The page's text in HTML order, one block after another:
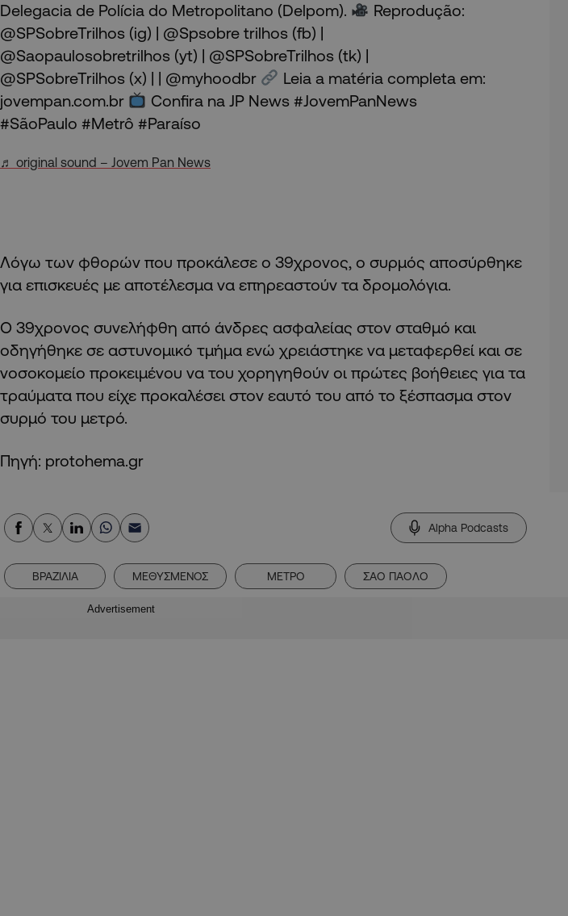
Delegacia de Polícia do Metropolitano (Delpom).
Reprodução:
@SPSobreTrilhos (ig) | @Spsobre trilhos (fb) |
@Saopaulosobretrilhos (yt) | @SPSobreTrilhos (tk) |
@SPSobreTrilhos (x) | | @myhoodbr
Leia a matéria completa em:
jovempan.com.br
Confira na JP News #JovemPanNews
#SãoPaulo #Metrô #Paraíso
♬ original sound – Jovem Pan News
Λόγω των φθορών που προκάλεσε ο 39χρονος, ο συρμός αποσύρθηκε
για επισκευές με αποτέλεσμα να επηρεαστούν τα δρομολόγια.
Ο 39χρονος συνελήφθη από άνδρες ασφαλείας στον σταθμό και
οδηγήθηκε σε αστυνομικό τμήμα ενώ χρειάστηκε να μεταφερθεί και σε
νοσοκομείο προκειμένου να του χορηγηθούν οι πρώτες βοήθειες για τα
τραύματα που είχε προκαλέσει στον εαυτό του από το ξέσπασμα στον
συρμό του μετρό.
Πηγή: protohema.gr
Alpha Podcasts
ΒΡΑΖΙΛΙΑ ΜΕΘΥΣΜΕΝΟΣ ΜΕΤΡΟ ΣΑΟ ΠΑΟΛΟ
Advertisement